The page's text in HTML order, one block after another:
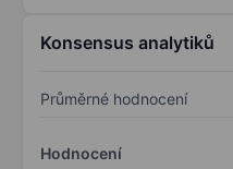
Konsensus analytiků
Průměrné hodnocení
Hodnocení